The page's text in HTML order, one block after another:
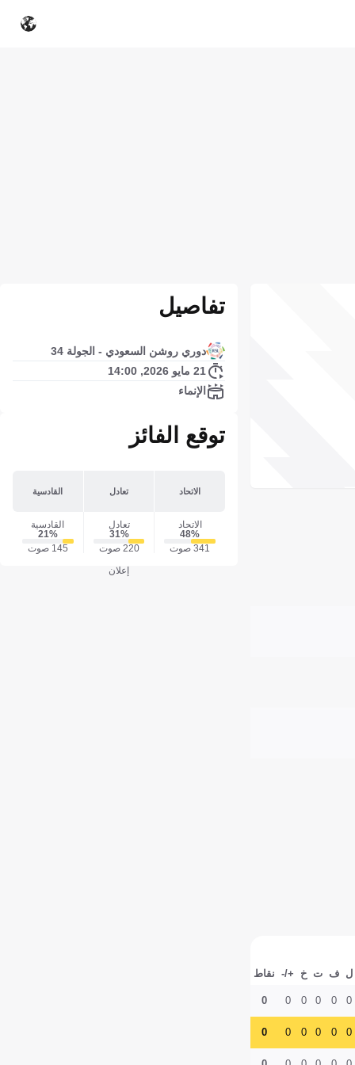
ل ف ت خ +/- نقاط
0
0
0
0
0
0
0
0
0
0
0
0
تفاصيل
دوري روشن السعودي - الجولة 34
21 مايو 2026, 14:00
الإنماء
توقع الفائز
الاتحاد تعادل القادسية
الاتحاد
48‎%‎
341 صوت
تعادل
31‎%‎
220 صوت
القادسية
21‎%‎
145 صوت
إعلان